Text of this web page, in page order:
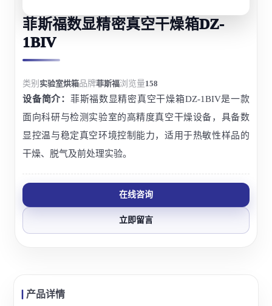
菲斯福数显精密真空干燥箱DZ-
1BIV
类别 实验室烘箱品牌菲斯福浏览量158
设备简介： 菲斯福数显精密真空干燥箱DZ-1BIV是一款
面向科研与检测实验室的高精度真空干燥设备，具备数
显控温与稳定真空环境控制能力，适用于热敏性样品的
干燥、脱气及前处理实验。
在线咨询
立即留言
产品详情